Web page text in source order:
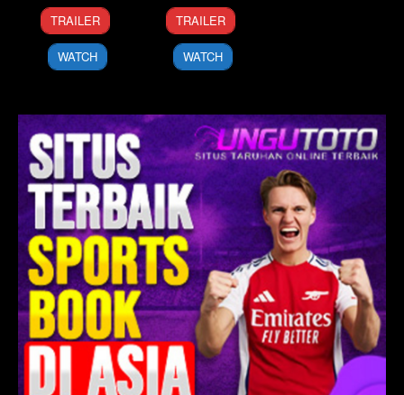
30
Mar
1999
Gil
Junger
TRAILER
WATCH
6
Nov
2024
Uluç
Bayraktar
TRAILER
WATCH